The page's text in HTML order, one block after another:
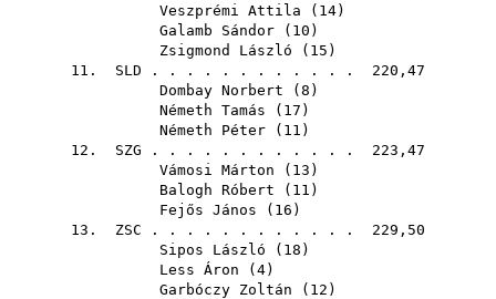
Veszprémi Attila ( 14)
Galamb Sándor ( 10 )
Zsigmond László ( 15 )
11. SLD . . . . . . . . . . . . 220,47
Dombay Norbert ( 8 )
Németh Tamás ( 17 )
Németh Péter ( 11 )
12. SZG . . . . . . . . . . . . 223,47
Vámosi Márton ( 13 )
Balogh Róbert ( 11 )
Fejős János ( 16 )
13. ZSC . . . . . . . . . . . . 229,50
Sipos László ( 18 )
Less Áron ( 4)
Garbóczy Zoltán ( 12 )